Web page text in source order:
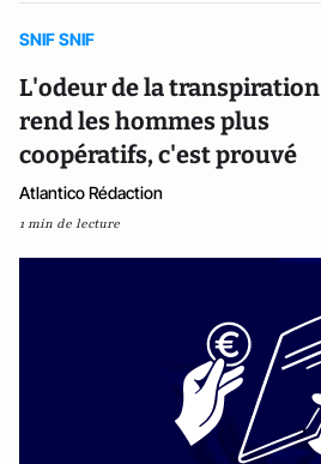
SNIF SNIF
L'odeur de la transpiration
rend les hommes plus
coopératifs, c'est prouvé
Atlantico Rédaction
1 min de lecture